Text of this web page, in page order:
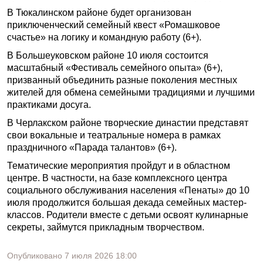
В Тюкалинском районе будет организован
приключенческий семейный квест «Ромашковое
счастье» на логику и командную работу (6+).
В Большеуковском районе 10 июля состоится
масштабный «Фестиваль семейного опыта» (6+),
призванный объединить разные поколения местных
жителей для обмена семейными традициями и лучшими
практиками досуга.
В Черлакском районе творческие династии представят
свои вокальные и театральные номера в рамках
праздничного «Парада талантов» (6+).
Тематические мероприятия пройдут и в областном
центре. В частности, на базе комплексного центра
социального обслуживания населения «Пенаты» до 10
июля продолжится большая декада семейных мастер-
классов. Родители вместе с детьми освоят кулинарные
секреты, займутся прикладным творчеством.
Опубликовано 7 июля 2026 18:00